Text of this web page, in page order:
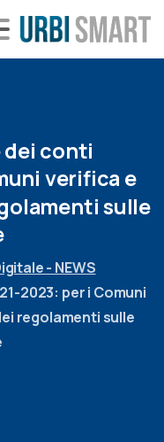
dei conti
verifica e
sulle
- NEWS
2023: per i Comuni
regolamenti sulle